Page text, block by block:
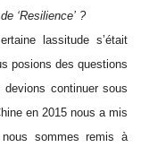
‘Resilience’ ?
lassitude s’était
posions des questions
continuer sous
en 2015 nous a mis
sommes remis à